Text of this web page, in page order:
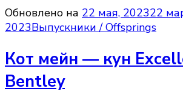
Обновлено на 22 мая, 202322
2023Выпускники / Offsprings
Кот мейн — кун
Bentley